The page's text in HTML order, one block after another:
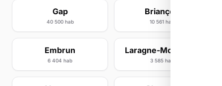
Gap
40 500 hab
Briançon
10 561 hab
Embrun
6 404 hab
Laragne-Montéglin
3 585 hab